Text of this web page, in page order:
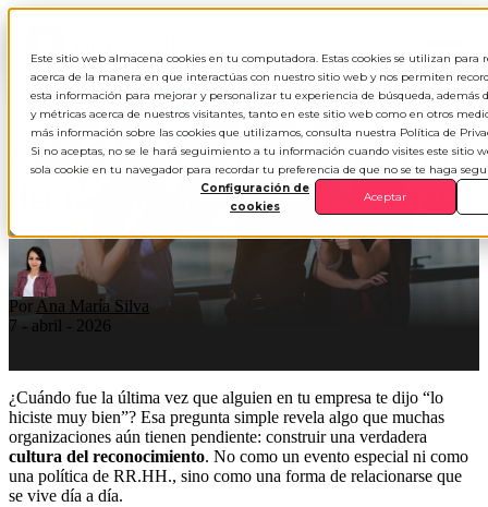
Este sitio web almacena cookies en tu computadora. Estas cookies se utilizan para
acerca de la manera en que interactúas con nuestro sitio web y nos permiten
esta información para mejorar y personalizar tu experiencia de búsqueda, además
y métricas acerca de nuestros visitantes, tanto en este sitio web como en otros
más información sobre las cookies que utilizamos, consulta nuestra Política de
Si no aceptas, no se le hará seguimiento a tu información cuando visites este sitio
sola cookie en tu navegador para recordar tu preferencia de que no se te haga
Configuración de
cookies
Aceptar
Cómo implementar la cultura
del reconocimiento paso a paso
Por Ana María Silva
7 - abril - 2026
¿Cuándo fue la última vez que alguien en tu empresa te dijo “lo
hiciste muy bien”? Esa pregunta simple revela algo que muchas
organizaciones aún tienen pendiente: construir una verdadera
cultura del reconocimiento. No como un evento especial ni como
una política de RR.HH., sino como una forma de relacionarse que
se vive día a día.